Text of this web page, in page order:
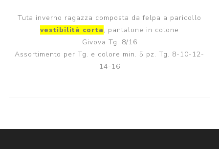
Tuta inverno ragazza composta da felpa a paricollo
vestibilità corta, pantalone in cotone
Givova Tg. 8/16
Assortimento per Tg. e colore min. 5 pz. Tg. 8-10-12-
14-16